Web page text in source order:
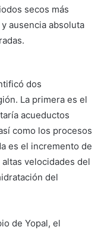
secos más
ausencia absoluta
dos
La primera es el
acueductos
como los procesos
es el incremento de
velocidades del
del
de Yopal, el